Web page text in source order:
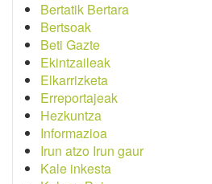
Bertatik Bertara
Bertsoak
Beti Gazte
Ekintzaileak
Elkarrizketa
Erreportajeak
Hezkuntza
Informazioa
Irun atzo Irun gaur
Kale inkesta